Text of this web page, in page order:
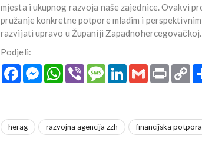
mjesta i ukupnog razvoja naše zajednice. Ovakvi
pružanje konkretne potpore mladim i
razvijati upravo u Županiji Zapadnohercegovačkoj.
Podjeli:
FacebookMessengerWhatsApp
Viber MessageLinkedInGmail Print
herag razvojna agencija zzh financijska potpora